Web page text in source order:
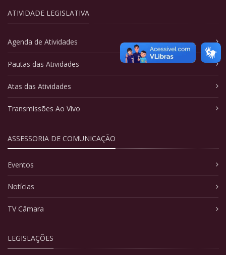
ATIVIDADE LEGISLATIVA
Agenda de Atividades
Pautas das Atividades
Atas das Atividades
Transmissões Ao Vivo
ASSESSORIA DE COMUNICAÇÃO
Eventos
Notícias
TV Câmara
LEGISLAÇÕES